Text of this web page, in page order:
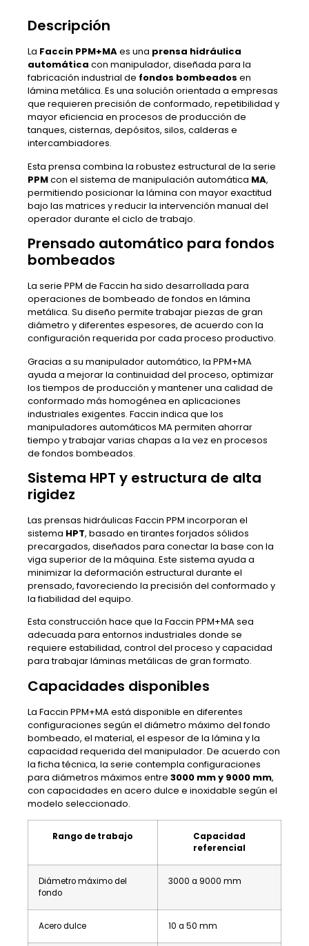
Descripción
La Faccin PPM+MAes una prensa hidráulica
automática con manipulador, diseñada para la
fabricación industrial de fondos bombeados en
lámina metálica. Es una solución orientada a empresas
que requieren precisión de conformado, repetibilidad y
mayor eficiencia en procesos de producción de
tanques, cisternas, depósitos, silos, calderas e
intercambiadores.
Esta prensa combina la robustez estructural de la serie
PPMcon el sistema de manipulación automática MA,
permitiendo posicionar la lámina con mayor exactitud
bajo las matrices y reducir la intervención manual del
operador durante el ciclo de trabajo.
Prensado automático para fondos
bombeados
La serie PPM de Faccin ha sido desarrollada para
operaciones de bombeado de fondos en lámina
metálica. Su diseño permite trabajar piezas de gran
diámetro y diferentes espesores, de acuerdo con la
configuración requerida por cada proceso productivo.
Gracias a su manipulador automático, la PPM+MA
ayuda a mejorar la continuidad del proceso, optimizar
los tiempos de producción y mantener una calidad de
conformado más homogénea en aplicaciones
industriales exigentes. Faccin indica que los
manipuladores automáticos MA permiten ahorrar
tiempo y trabajar varias chapas a la vez en procesos
de fondos bombeados.
Sistema HPT y estructura de alta
rigidez
Las prensas hidráulicas Faccin PPM incorporan el
sistema HPT, basado en tirantes forjados sólidos
precargados, diseñados para conectar la base con la
viga superior de la máquina. Este sistema ayuda a
minimizar la deformación estructural durante el
prensado, favoreciendo la precisión del conformado y
la fiabilidad del equipo.
Esta construcción hace que la Faccin PPM+MA sea
adecuada para entornos industriales donde se
requiere estabilidad, control del proceso y capacidad
para trabajar láminas metálicas de gran formato.
Capacidades disponibles
La Faccin PPM+MA está disponible en diferentes
configuraciones según el diámetro máximo del fondo
bombeado, el material, el espesor de la lámina y la
capacidad requerida del manipulador. De acuerdo con
la ficha técnica, la serie contempla configuraciones
para diámetros máximos entre 3000 mm y 9000 mm,
con capacidades en acero dulce e inoxidable según el
modelo seleccionado.
Rango de trabajo
Capacidad
referencial
Diámetro máximo del
fondo
3000 a 9000 mm
Acero dulce 10 a 50 mm